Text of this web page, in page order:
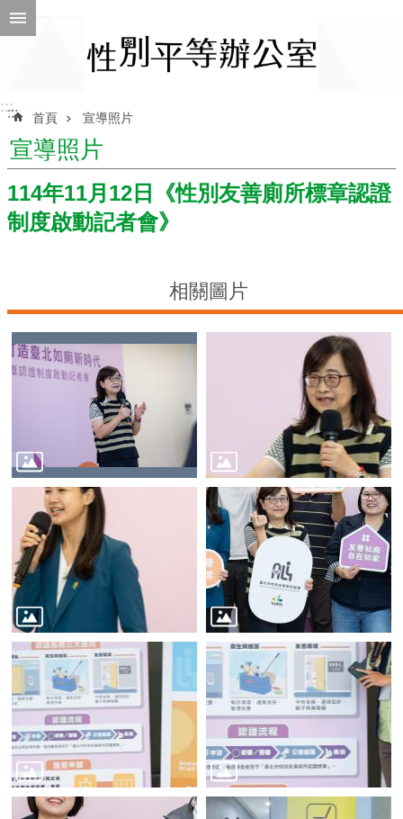
跳到主要內容區塊
ENGLISH
性
別
公
室
性
員
會
別
友
善
廁
所
認
證
計
別
主
流
化
:::::: 首頁 宣導照片
宣導照片
114年11月12日《性別友善廁所標章認證
制度啟動記者會》
相關圖片